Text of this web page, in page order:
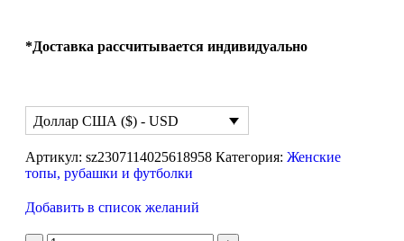
*Доставка рассчитывается индивидуально
Доллар США ($) - USD
Артикул: sz2307114025618958 Категория: Женские
топы, рубашки и футболки
Добавить в список желаний